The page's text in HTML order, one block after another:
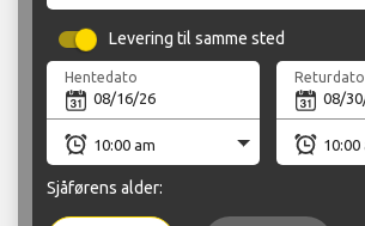
Levering til samme sted
Hentedato Returdato
Sjåførens alder: